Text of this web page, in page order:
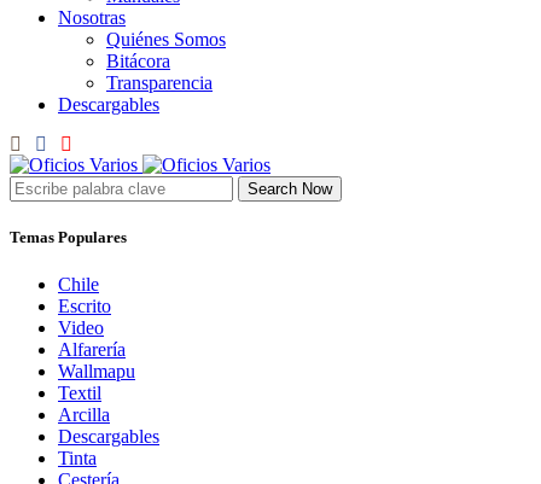
Nosotras
Quiénes Somos
Bitácora
Transparencia
Descargables
Search Now
Temas Populares
Chile
Escrito
Video
Alfarería
Wallmapu
Textil
Arcilla
Descargables
Tinta
Cestería